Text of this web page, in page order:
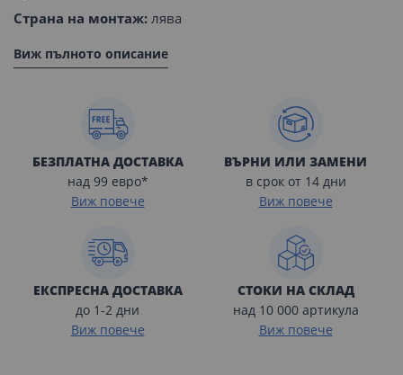
Страна на монтаж: лява
Виж пълното описание
БЕЗПЛАТНА ДОСТАВКА
над 99 евро*
Виж повече
ВЪРНИ ИЛИ ЗАМЕНИ
в срок от 14 дни
Виж повече
ЕКСПРЕСНА ДОСТАВКА
до 1-2 дни
Виж повече
СТОКИ НА СКЛАД
над 10 000 артикула
Виж повече